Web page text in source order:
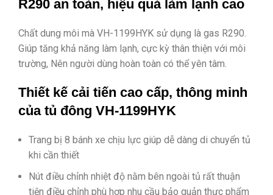
R290 an toàn, hiệu quả làm lạnh cao
Chất dung môi mà VH-1199HYK sử dụng là gas R290.
Giúp tăng khả năng làm lạnh, cực kỳ thân thiện với môi
trường, Nên người dùng hoàn toàn có thể yên tâm.
Thiết kế cải tiến cao cấp, thông minh
của tủ đông VH-1199HYK
Trang bị 8 bánh xe chịu lực giúp dễ dàng di chuyển tủ
khi cần thiết
Nút điều chỉnh nhiệt độ nằm bên ngoài tủ rất thuận
tiện điều chỉnh phù hợp nhu cầu bảo quản thực phẩm